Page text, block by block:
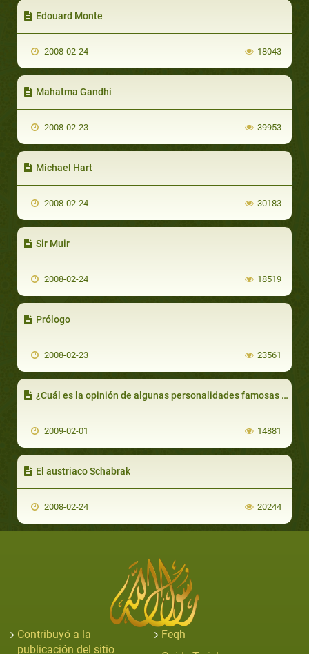
Edouard Monte
2008-02-24 18043
Mahatma Gandhi
2008-02-23 39953
Michael Hart
2008-02-24 30183
Sir Muir
2008-02-24 18519
Prólogo
2008-02-23 23561
¿Cuál es la opinión de algunas personalidades famosas acerca de él?
2009-02-01 14881
El austriaco Schabrak
2008-02-24 20244
Contribuyó a la
publicación del sitio
Feqh